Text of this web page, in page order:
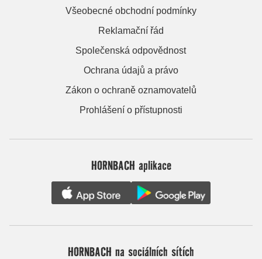
Všeobecné obchodní podmínky
Reklamační řád
Společenská odpovědnost
Ochrana údajů a právo
Zákon o ochraně oznamovatelů
Prohlášení o přístupnosti
HORNBACH aplikace
HORNBACH na sociálních sítích